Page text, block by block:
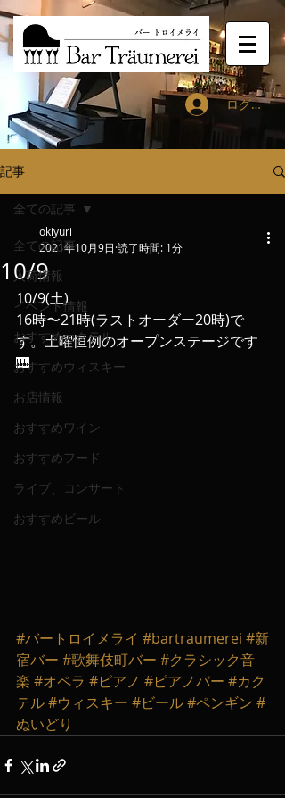
ログイン
記事
全ての記事
入荷情報
イベント情報
おすすめカクテル
おすすめウィスキー
お店情報
おすすめワイン
おすすめフード
ライブ、コンサート
おすすめビール
全ての記事
10/9
okiyuri
2021年10月9日 読了時間: 1分
10/9(土)
16時〜21時(ラストオーダー20時)で
す。土曜恒例のオープンステージです
🎹
#バートロイメライ #bartraumerei #新
宿バー #歌舞伎町バー #クラシック音
楽 #オペラ #ピアノ #ピアノバー #カク
テル#ウィスキー #ビール#ペンギン #
ぬいどり